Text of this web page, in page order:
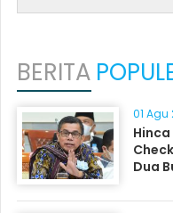
BERITA
01 Agu
Dua